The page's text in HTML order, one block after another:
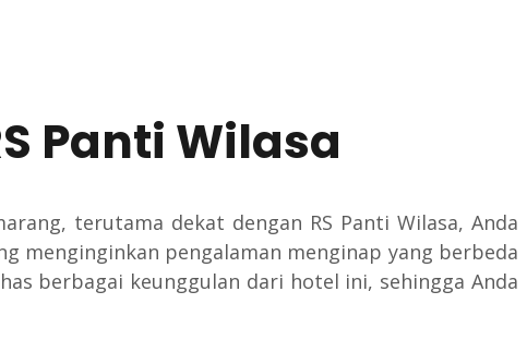
Panti Wilasa
terutama dekat dengan RS Panti Wilasa, Anda
menginginkan pengalaman menginap yang berbeda
berbagai keunggulan dari hotel ini, sehingga Anda